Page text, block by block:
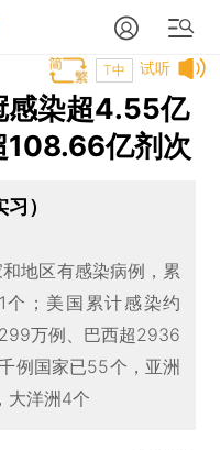
试听
T中
感染超4.55亿
108.66亿剂次
）
地区有感染病例，累
个；美国累计感染约
万例、巴西超2936
例国家已55个，亚洲
大洋洲4个